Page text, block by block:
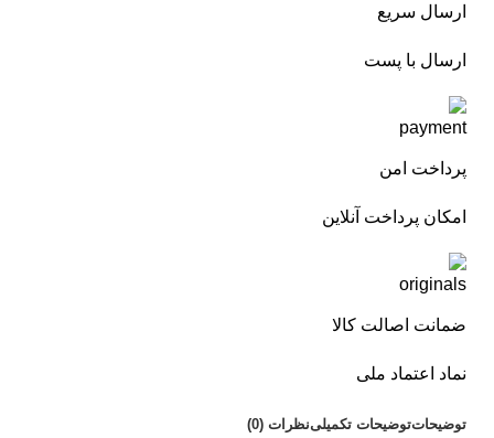
ارسال سریع
ارسال با پست
پرداخت امن
امکان پرداخت آنلاین
ضمانت اصالت کالا
نماد اعتماد ملی
توضیحاتتوضیحات تکمیلینظرات (0)